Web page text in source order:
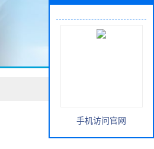
手机访问官网